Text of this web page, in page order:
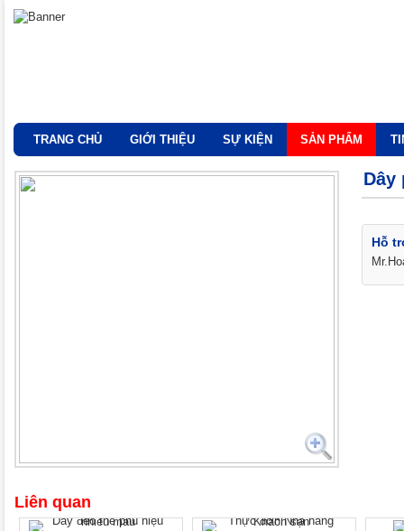
TRANG CHỦ GIỚI THIỆU SỰ KIỆN SẢN PHẨM
Dây
Hỗ
Liên quan